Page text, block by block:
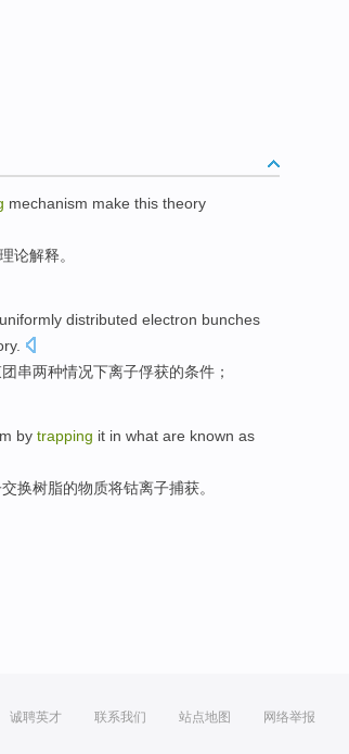
mechanism make this theory
论解释。
uniformly distributed electron bunches
.
团串两种情况下离子俘获的条件 ；
by trapping it in what are known as
换树脂的物质将钴离子捕获。
诚聘英才 联系我们 站点地图 网络举报